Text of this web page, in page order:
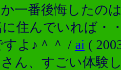
一番後悔したの
住んでいれば・
すよ♪＾＾ / ai (
ん、すごい体験